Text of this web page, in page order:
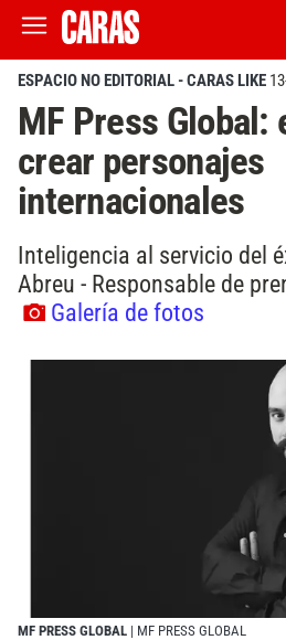
ESPACIO NO EDITORIAL - CARAS LIKE
MF Press Global:
crear personajes
internacionales
Inteligencia al servicio del
Abreu - Responsable de
Galería de fotos
MF PRESS GLOBAL | MF PRESS GLOBAL